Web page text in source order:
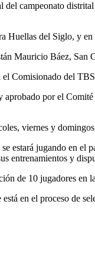
campeonato
Huellas del Siglo, y
Mauricio Báez,
Comisionado del
aprobado por el
viernes y
estará jugando en
entrenamientos y
de 10 jugadores en
en el proceso de